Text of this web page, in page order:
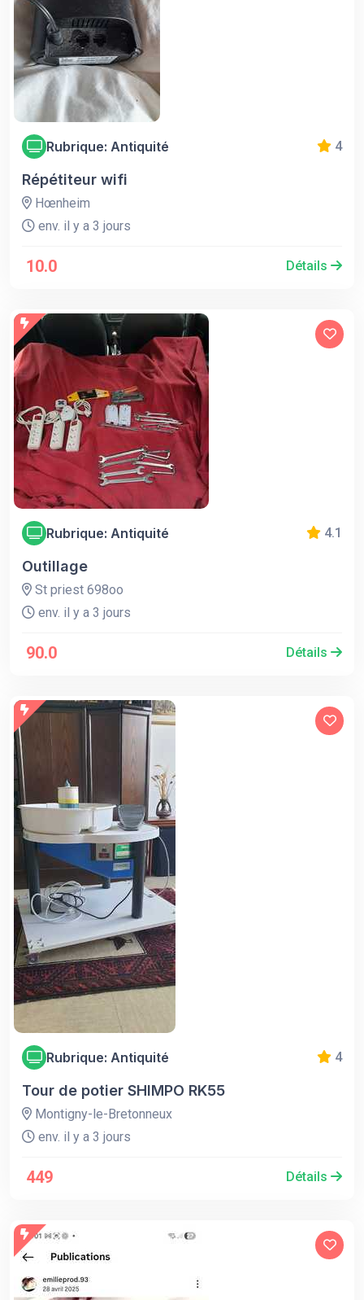
Rubrique: Antiquité 4
Répétiteur wifi
Hœnheim
env. il y a 3 jours
10.0 Détails
Rubrique: Antiquité 4.1
Outillage
St priest 698oo
env. il y a 3 jours
90.0 Détails
Rubrique: Antiquité 4
Tour de potier SHIMPO RK55
Montigny-le-Bretonneux
env. il y a 3 jours
449 Détails